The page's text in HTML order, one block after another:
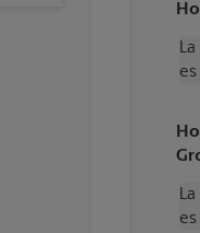
es
es